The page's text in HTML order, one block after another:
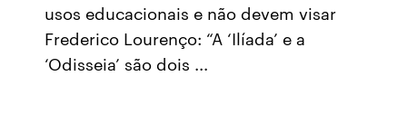
usos educacionais e não devem visar
Frederico Lourenço: “A ‘Ilíada’ e a
‘Odisseia’ são dois ...